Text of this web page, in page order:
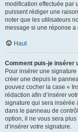
modification effectuée par
puissent rédiger une
noter que les utilisateurs
message si une réponse a
Haut
Comment puis-je insérer
Pour insérer une
créer une depuis le
pouvez cocher la case «
rédaction afin d’insérer
signature qui sera insérée
dans le panneau de
option, il ne vous sera
d’insérer votre signature.